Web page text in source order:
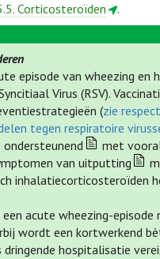
Corticosteroïden
.
episode van wheezing
Virus (RSV).
(zie
tegen respiratoire
met
van uitputting
inhalatiecorticosteroïden
acute wheezing-
wordt een kortwerkend
hospitalisatie